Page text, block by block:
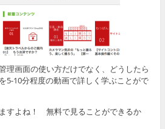
理画面の使い方だけでなく、どうしたら
5-10分程度の動画で詳しく学ぶことがで
すよね！ 無料で見ることができるか